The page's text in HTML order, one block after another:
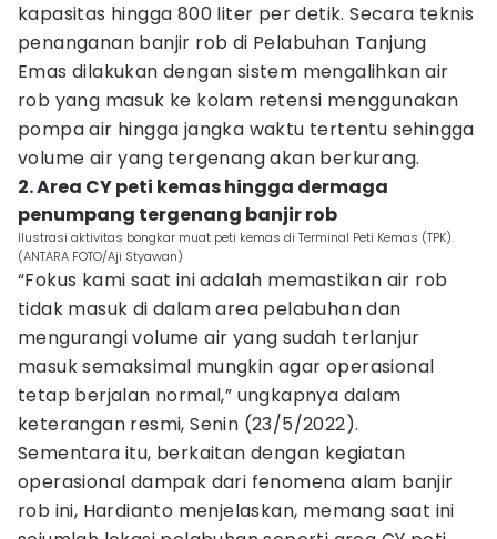
kapasitas hingga 800 liter per detik. Secara teknis
penanganan banjir rob di Pelabuhan Tanjung
Emas dilakukan dengan sistem mengalihkan air
rob yang masuk ke kolam retensi menggunakan
pompa air hingga jangka waktu tertentu sehingga
volume air yang tergenang akan berkurang.
2. Area CY peti kemas hingga dermaga
penumpang tergenang banjir rob
Ilustrasi aktivitas bongkar muat peti kemas di Terminal Peti Kemas (TPK).
(ANTARA FOTO/Aji Styawan)
“Fokus kami saat ini adalah memastikan air rob
tidak masuk di dalam area pelabuhan dan
mengurangi volume air yang sudah terlanjur
masuk semaksimal mungkin agar operasional
tetap berjalan normal,” ungkapnya dalam
keterangan resmi, Senin (23/5/2022).
Sementara itu, berkaitan dengan kegiatan
operasional dampak dari fenomena alam banjir
rob ini, Hardianto menjelaskan, memang saat ini